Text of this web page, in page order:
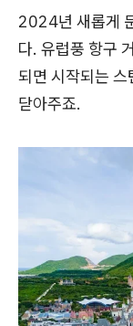
2024년 새롭게
다. 유럽풍 항구
되면 시작되는 스
닫아주죠.